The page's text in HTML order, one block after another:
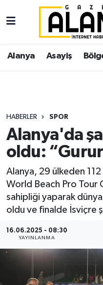
Alanya Asayiş
HABERLER SPOR
Alanya'da
oldu:
Alanya, 29 ülkeden 112
World Beach Pro Tour
sahipliği yaparak
oldu ve finalde İsviçre
16.06.2025 - 08:30
YAYINLANMA
Alanya
Asayiş
Siyaset
Spor
Ekonomi
Gazipaşa
İstanbul Nöbetçi
İstanbul Hava
Süper Lig Puan
Tüm Manşetler
Haber Arşivi